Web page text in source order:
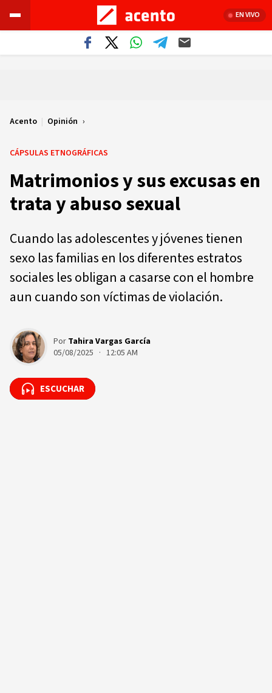
EN VIVO
Acento | Opinión
CÁPSULAS ETNOGRÁFICAS
Matrimonios y sus excusas en
trata y abuso sexual
Cuando las adolescentes y jóvenes tienen
sexo las familias en los diferentes estratos
sociales les obligan a casarse con el hombre
aun cuando son víctimas de violación.
Por Tahira Vargas García
05/08/2025 · 12:05 AM
ESCUCHAR
ESCUCHAR